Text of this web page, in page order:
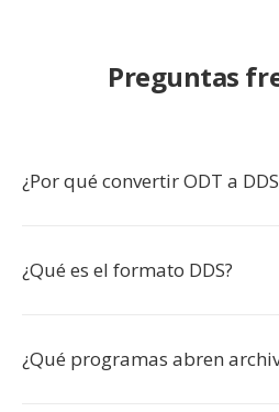
Preguntas
¿Por qué convertir ODT a
¿Qué es el formato DDS?
¿Qué programas abren